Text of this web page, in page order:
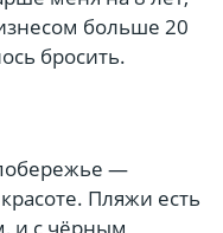
больше 20
бросить.
—
Пляжи есть